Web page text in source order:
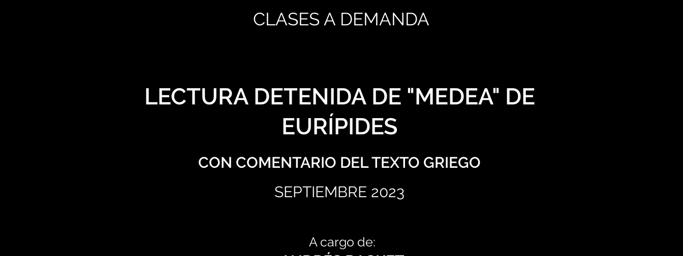
CLASES A DEMANDA
LECTURA DETENIDA DE "MEDEA" DE
EURÍPIDES
CON COMENTARIO DEL TEXTO GRIEGO
SEPTIEMBRE 2023
A cargo de: